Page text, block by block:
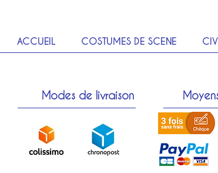
ACCUEIL COSTUMES DE SCENE
Modes de livraison